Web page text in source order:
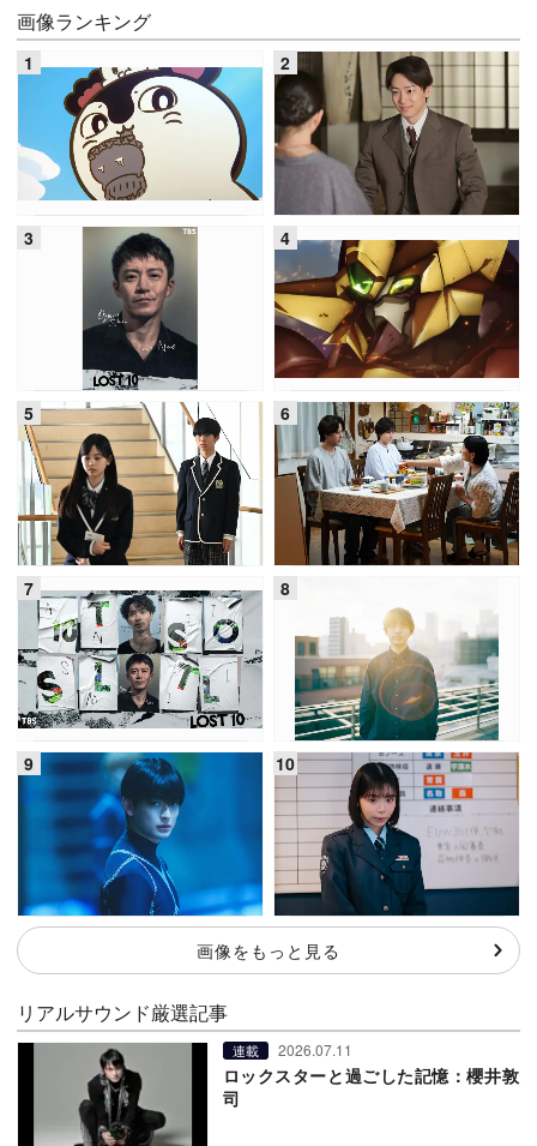
画像ランキング
画像をもっと見る
リアルサウンド厳選記事
連載 2026.07.11
ロックスターと過ごした記憶：櫻井敦
司